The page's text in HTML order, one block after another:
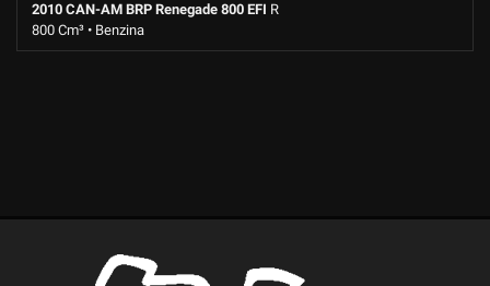
2010 CAN-AM BRP Renegade 800 EFI R
800 Cm³ • Benzina